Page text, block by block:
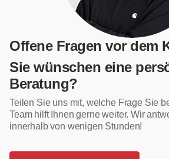
Offene Fragen vor dem
Sie wünschen eine
Beratung?
Teilen Sie uns mit, welche Frage Sie
Team hilft Ihnen gerne weiter. Wir
innerhalb von wenigen Stunden!